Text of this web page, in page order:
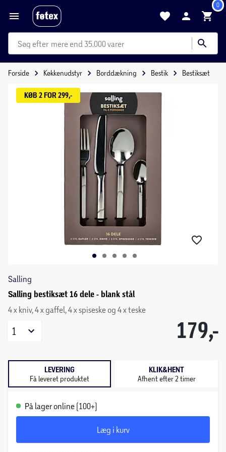
0
mere end 35.000 varer
Forside Køkkenudstyr Borddækning Bestik Bestiksæt
KØB 2 FOR 299,-
Salling
Salling bestiksæt 16 dele - blank stål
4 x kniv, 4 x gaffel, 4 x spiseske og 4 x teske
179,-
1
LEVERING
Få leveret produktet
KLIK&HENT
Afhent efter 2 timer
På lager online (100+)
Læg i kurv